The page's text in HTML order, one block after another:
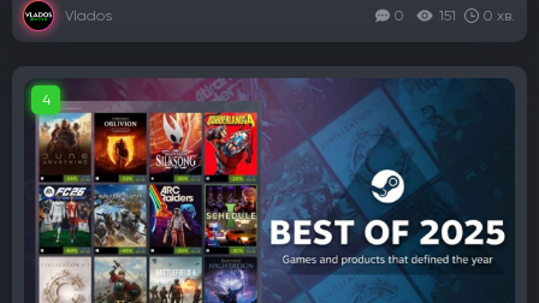
Vlados 0 151 0 хв.
4